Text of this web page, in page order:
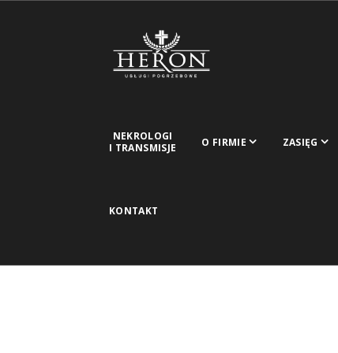
NEKROLOGI
I TRANSMISJE
O FIRMIE ZASIĘG
KONTAKT